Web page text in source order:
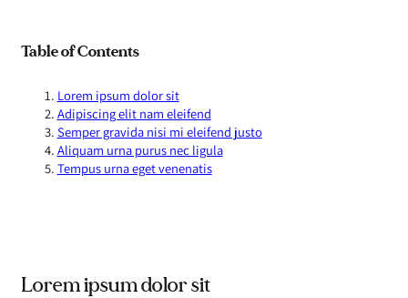
Table of Contents
Lorem ipsum dolor sit
Adipiscing elit nam eleifend
Semper gravida nisi mi eleifend justo
Aliquam urna purus nec ligula
Tempus urna eget venenatis
Lorem ipsum dolor sit